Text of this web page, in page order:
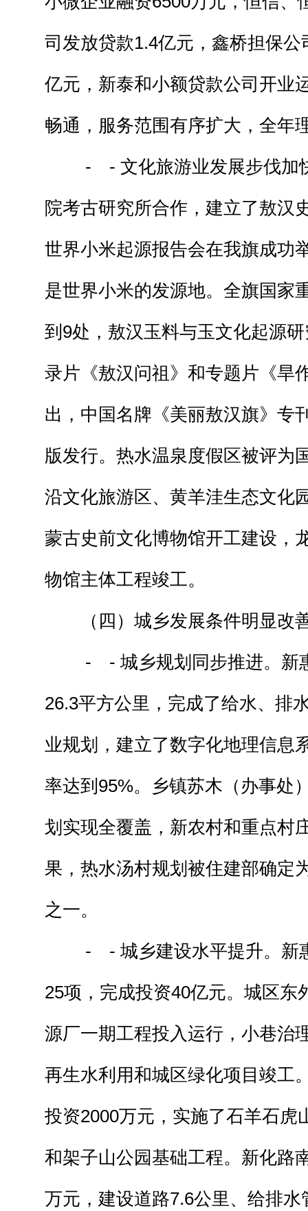
司发放贷款1.4亿元，鑫桥担保公
亿元，新泰和小额贷款公司开业
畅通，服务范围有序扩大，全年
- - 文化旅游业发展步伐加快
院考古研究所合作，建立了敖汉
世界小米起源报告会在我旗成功
是世界小米的发源地。全旗国家
到9处，敖汉玉料与玉文化起源
录片《敖汉问祖》和专题片《旱
出，中国名牌《美丽敖汉旗》专
版发行。热水温泉度假区被评为
沿文化旅游区、黄羊洼生态文化
蒙古史前文化博物馆开工建设，
物馆主体工程竣工。
（四）城乡发展条件明显改
- - 城乡规划同步推进。新惠
26.3平方公里，完成了给水、排
业规划，建立了数字化地理信息
率达到95%。乡镇苏木（办事处
划实现全覆盖，新农村和重点村
果，热水汤村规划被住建部确定
之一。
- - 城乡建设水平提升。新惠
25项，完成投资40亿元。城区东
源厂一期工程投入运行，小巷治
再生水利用和城区绿化项目竣工
投资2000万元，实施了石羊石虎
和架子山公园基础工程。新化路
万元，建设道路7.6公里、给排